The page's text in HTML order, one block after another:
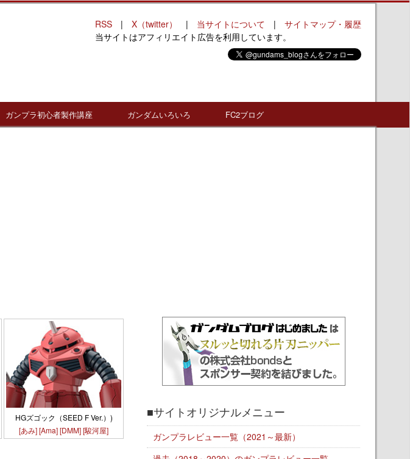
RSS | X（twitter） | 当サイトについて | サイトマップ・履歴
当サイトはアフィリエイト広告を利用しています。
ガンプラ初心者製作講座 ガンダムいろいろ FC2ブログ
HGズゴック（SEED F Ver.）)
[あみ][Ama][DMM][駿河屋]
■サイトオリジナルメニュー
ガンプラレビュー一覧（2021～最新）